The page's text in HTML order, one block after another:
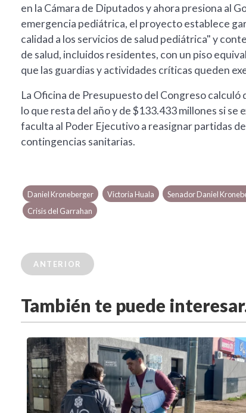
en la Cámara de Diputados y ahora presiona al
emergencia pediátrica, el proyecto establece
calidad a los servicios de salud pediátrica" y
de salud, incluidos residentes, con un piso
que las guardias y actividades críticas queden
La Oficina de Presupuesto del Congreso
lo que resta del año y de $133.433 millones si
faculta al Poder Ejecutivo a reasignar partidas
contingencias sanitarias.
Daniel Kroneberger Victoria Huala Senador Daniel
Crisis del Garrahan
ANTERIOR
También te puede